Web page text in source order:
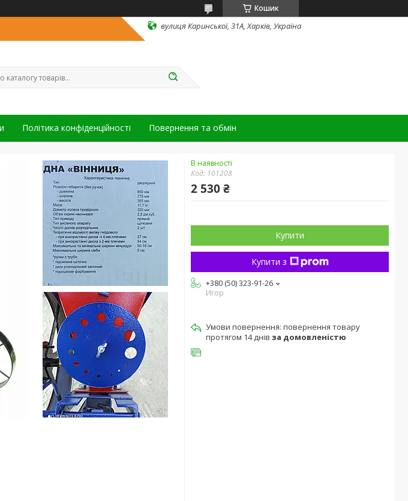
Кошик
вулиця Каринської, 31А, Харків, Україна
Політика конфіденційності Повернення та обмін
В наявності
Код: 101208
2 530 ₴
Купити
Купити з
+380 (50) 323-91-26
Игор
повернення товару
протягом 14 днів за домовленістю